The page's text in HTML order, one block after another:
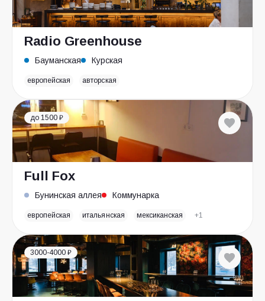
Radio Greenhouse
Бауманская Курская
европейская авторская
до 1500 ₽
Full Fox
Бунинская аллея Коммунарка
европейская итальянская мексиканская +1
3000-4000 ₽